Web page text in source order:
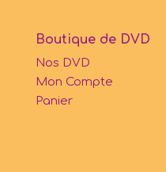
Boutique de DVD
Nos DVD
Mon Compte
Panier